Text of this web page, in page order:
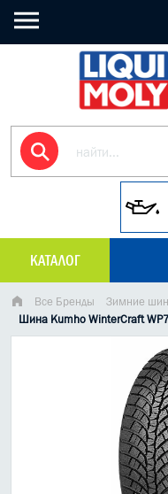
КАТАЛОГ
МАСЛО МОТОРНОЕ
ГРУЗОВЫЕ МАСЛА
ГИДРАВЛИЧЕСКИЕ МАСЛА
КОНСИСТЕНТНАЯ СМАЗКА
Все Бренды
Зимние
Шина Kumho WinterCraft